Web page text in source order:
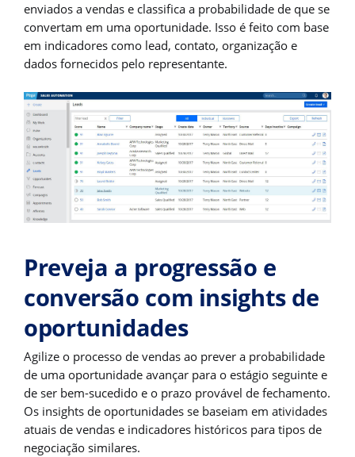
enviados a vendas e classifica a probabilidade de que se
convertam em uma oportunidade. Isso é feito com base
em indicadores como lead, contato, organização e
dados fornecidos pelo representante.
Preveja a progressão e
conversão com insights de
oportunidades
Agilize o processo de vendas ao prever a probabilidade
de uma oportunidade avançar para o estágio seguinte e
de ser bem-sucedido e o prazo provável de fechamento.
Os insights de oportunidades se baseiam em atividades
atuais de vendas e indicadores históricos para tipos de
negociação similares.